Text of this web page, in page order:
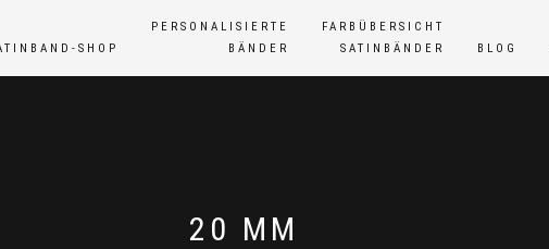
SHOP
PERSONALISIERTE
BÄNDER
FARBÜBERSICHT
SATINBÄNDER
BLOG
20 MM